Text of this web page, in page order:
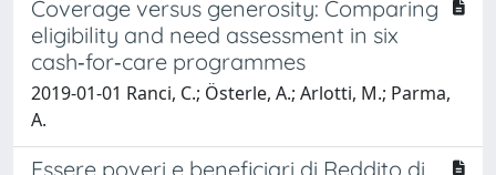
Coverage versus generosity: Comparing
eligibility and need assessment in six
cash‐for‐care programmes
2019-01-01 Ranci, C.; Österle, A.; Arlotti, M.; Parma,
A.
Essere poveri e beneficiari di Reddito di